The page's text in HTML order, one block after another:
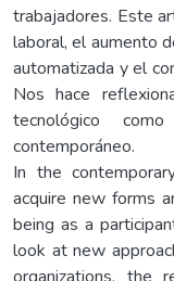
trabajadores. Este
laboral, el aumento
automatizada y el
Nos hace
tecnológico
contemporáneo.
In the
acquire new forms
being as a
look at new